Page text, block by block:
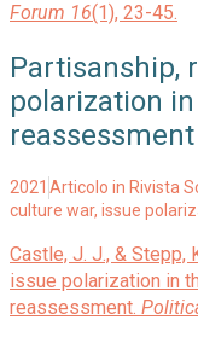
Forum 16(1), 23-45.
Partisanship,
polarization
reassessment
2021 Articolo in Rivista
culture war, issue
Castle, J. J., & Stepp,
issue polarization in
reassessment.